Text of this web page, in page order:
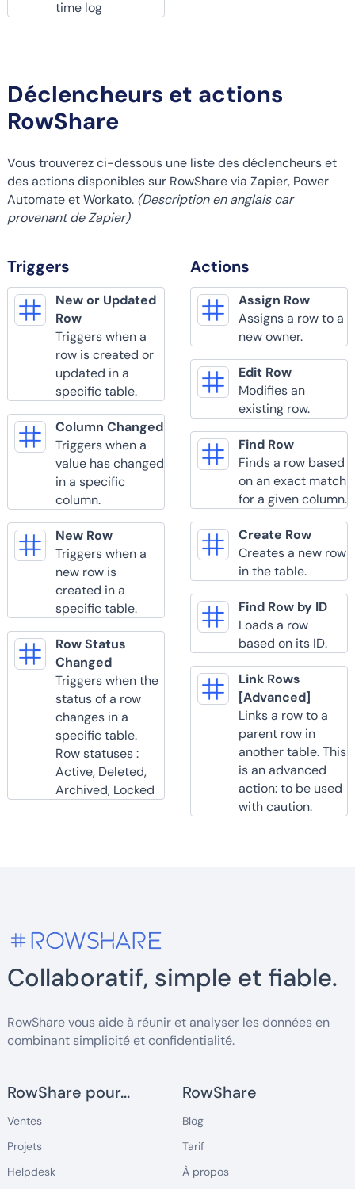
time log
Déclencheurs et actions
RowShare
Vous trouverez ci-dessous une liste des déclencheurs et
des actions disponibles sur RowShare via Zapier, Power
Automate et Workato. (Description en anglais car
provenant de Zapier)
Triggers
New or Updated
Row
Triggers when a
row is created or
updated in a
specific table.
Column Changed
Triggers when a
value has changed
in a specific
column.
New Row
Triggers when a
new row is
created in a
specific table.
Row Status
Changed
Triggers when the
status of a row
changes in a
specific table.
Row statuses :
Active, Deleted,
Archived, Locked
Actions
Assign Row
Assigns a row to a
new owner.
Edit Row
Modifies an
existing row.
Find Row
Finds a row based
on an exact match
for a given column.
Create Row
Creates a new row
in the table.
Find Row by ID
Loads a row
based on its ID.
Link Rows
[Advanced]
Links a row to a
parent row in
another table. This
is an advanced
action: to be used
with caution.
Collaboratif, simple et fiable.
RowShare vous aide à réunir et analyser les données en
combinant simplicité et confidentialité.
RowShare pour...
Ventes
Projets
Helpdesk
RowShare
Blog
Tarif
À propos